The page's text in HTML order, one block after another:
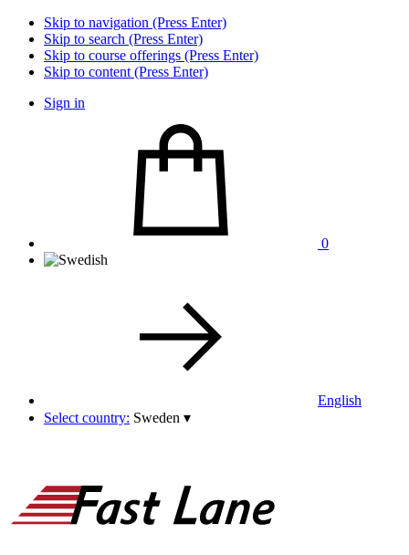
Skip to navigation (Press Enter)
Skip to search (Press Enter)
Skip to course offerings (Press Enter)
Skip to content (Press Enter)
Sign in
0
English
Select country: Sweden ▾